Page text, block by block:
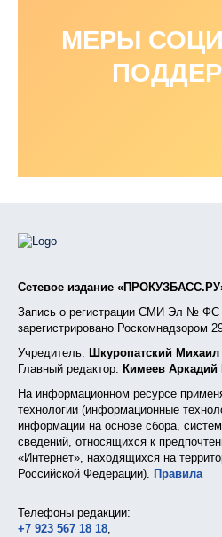
МЕРЫ
Сетевое издание
Запись о регистрации СМИ Эл № ФС
зарегистрировано Роскомнадзором
Учредитель: Шкуропатский
Главный редактор: Кимеев Аркадий
На информационном ресурсе
технологии (информационные
информации на основе сбора,
сведений, относящихся к
«Интернет», находящихся на
Российской Федерации). Правила
Телефоны редакции:
+7 923 567 18 18,